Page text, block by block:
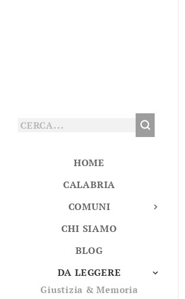
HOME
CALABRIA
COMUNI
CHI SIAMO
BLOG
DA LEGGERE
Giustizia & Memoria